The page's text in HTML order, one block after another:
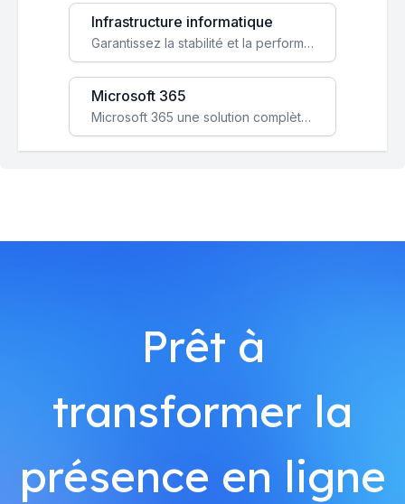
Infrastructure informatique
Garantissez la stabilité et la performance de votre entreprise avec une infrastructure IT sécurisée et évolutive.
Microsoft 365
Microsoft 365 une solution complète qui booste votre productivité, renforce la sécurité de vos données et facilite la collaboration.
Prêt à
transformer la
présence en ligne